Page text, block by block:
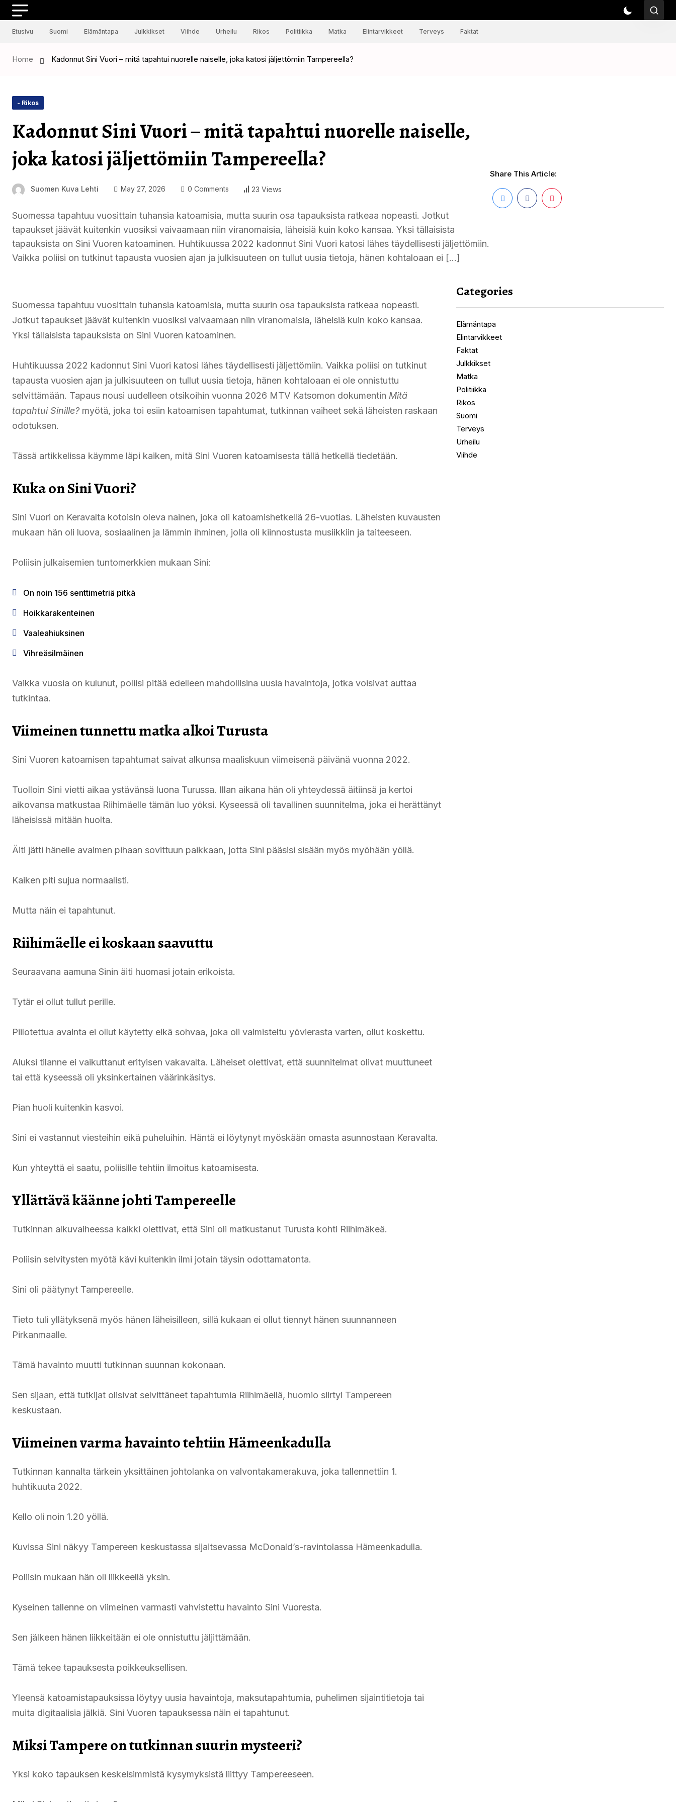
Etusivu Suomi Elämäntapa Julkkikset Viihde Urheilu Rikos Politiikka Matka Elintarvikkeet Terveys Faktat
Home Kadonnut Sini Vuori – mitä tapahtui nuorelle naiselle, joka katosi jäljettömiin Tampereella?
- Rikos
Kadonnut Sini Vuori – mitä tapahtui nuorelle naiselle,
joka katosi jäljettömiin Tampereella?
Suomen Kuva Lehti May 27, 2026 0 Comments 23 Views
Suomessa tapahtuu vuosittain tuhansia katoamisia, mutta suurin osa tapauksista ratkeaa nopeasti. Jotkut
tapaukset jäävät kuitenkin vuosiksi vaivaamaan niin viranomaisia, läheisiä kuin koko kansaa. Yksi tällaisista
tapauksista on Sini Vuoren katoaminen. Huhtikuussa 2022 kadonnut Sini Vuori katosi lähes täydellisesti jäljettömiin.
Vaikka poliisi on tutkinut tapausta vuosien ajan ja julkisuuteen on tullut uusia tietoja, hänen kohtaloaan ei […]
Share This Article:
Suomessa tapahtuu vuosittain tuhansia katoamisia, mutta suurin osa tapauksista ratkeaa nopeasti.
Jotkut tapaukset jäävät kuitenkin vuosiksi vaivaamaan niin viranomaisia, läheisiä kuin koko kansaa.
Yksi tällaisista tapauksista on Sini Vuoren katoaminen.
Huhtikuussa 2022 kadonnut Sini Vuori katosi lähes täydellisesti jäljettömiin. Vaikka poliisi on tutkinut
tapausta vuosien ajan ja julkisuuteen on tullut uusia tietoja, hänen kohtaloaan ei ole onnistuttu
selvittämään. Tapaus nousi uudelleen otsikoihin vuonna 2026 MTV Katsomon dokumentin Mitä
tapahtui Sinille? myötä, joka toi esiin katoamisen tapahtumat, tutkinnan vaiheet sekä läheisten raskaan
odotuksen.
Tässä artikkelissa käymme läpi kaiken, mitä Sini Vuoren katoamisesta tällä hetkellä tiedetään.
Kuka on Sini Vuori?
Sini Vuori on Keravalta kotoisin oleva nainen, joka oli katoamishetkellä 26-vuotias. Läheisten kuvausten
mukaan hän oli luova, sosiaalinen ja lämmin ihminen, jolla oli kiinnostusta musiikkiin ja taiteeseen.
Poliisin julkaisemien tuntomerkkien mukaan Sini:
On noin 156 senttimetriä pitkä
Hoikkarakenteinen
Vaaleahiuksinen
Vihreäsilmäinen
Vaikka vuosia on kulunut, poliisi pitää edelleen mahdollisina uusia havaintoja, jotka voisivat auttaa
tutkintaa.
Viimeinen tunnettu matka alkoi Turusta
Sini Vuoren katoamisen tapahtumat saivat alkunsa maaliskuun viimeisenä päivänä vuonna 2022.
Tuolloin Sini vietti aikaa ystävänsä luona Turussa. Illan aikana hän oli yhteydessä äitiinsä ja kertoi
aikovansa matkustaa Riihimäelle tämän luo yöksi. Kyseessä oli tavallinen suunnitelma, joka ei herättänyt
läheisissä mitään huolta.
Äiti jätti hänelle avaimen pihaan sovittuun paikkaan, jotta Sini pääsisi sisään myös myöhään yöllä.
Kaiken piti sujua normaalisti.
Mutta näin ei tapahtunut.
Riihimäelle ei koskaan saavuttu
Seuraavana aamuna Sinin äiti huomasi jotain erikoista.
Tytär ei ollut tullut perille.
Piilotettua avainta ei ollut käytetty eikä sohvaa, joka oli valmisteltu yövierasta varten, ollut koskettu.
Aluksi tilanne ei vaikuttanut erityisen vakavalta. Läheiset olettivat, että suunnitelmat olivat muuttuneet
tai että kyseessä oli yksinkertainen väärinkäsitys.
Pian huoli kuitenkin kasvoi.
Sini ei vastannut viesteihin eikä puheluihin. Häntä ei löytynyt myöskään omasta asunnostaan Keravalta.
Kun yhteyttä ei saatu, poliisille tehtiin ilmoitus katoamisesta.
Yllättävä käänne johti Tampereelle
Tutkinnan alkuvaiheessa kaikki olettivat, että Sini oli matkustanut Turusta kohti Riihimäkeä.
Poliisin selvitysten myötä kävi kuitenkin ilmi jotain täysin odottamatonta.
Sini oli päätynyt Tampereelle.
Tieto tuli yllätyksenä myös hänen läheisilleen, sillä kukaan ei ollut tiennyt hänen suunnanneen
Pirkanmaalle.
Tämä havainto muutti tutkinnan suunnan kokonaan.
Sen sijaan, että tutkijat olisivat selvittäneet tapahtumia Riihimäellä, huomio siirtyi Tampereen
keskustaan.
Viimeinen varma havainto tehtiin Hämeenkadulla
Tutkinnan kannalta tärkein yksittäinen johtolanka on valvontakamerakuva, joka tallennettiin 1.
huhtikuuta 2022.
Kello oli noin 1.20 yöllä.
Kuvissa Sini näkyy Tampereen keskustassa sijaitsevassa McDonald’s-ravintolassa Hämeenkadulla.
Poliisin mukaan hän oli liikkeellä yksin.
Kyseinen tallenne on viimeinen varmasti vahvistettu havainto Sini Vuoresta.
Sen jälkeen hänen liikkeitään ei ole onnistuttu jäljittämään.
Tämä tekee tapauksesta poikkeuksellisen.
Yleensä katoamistapauksissa löytyy uusia havaintoja, maksutapahtumia, puhelimen sijaintitietoja tai
muita digitaalisia jälkiä. Sini Vuoren tapauksessa näin ei tapahtunut.
Miksi Tampere on tutkinnan suurin mysteeri?
Yksi koko tapauksen keskeisimmistä kysymyksistä liittyy Tampereeseen.
Categories
Elämäntapa
Elintarvikkeet
Faktat
Julkkikset
Matka
Politiikka
Rikos
Suomi
Terveys
Urheilu
Viihde